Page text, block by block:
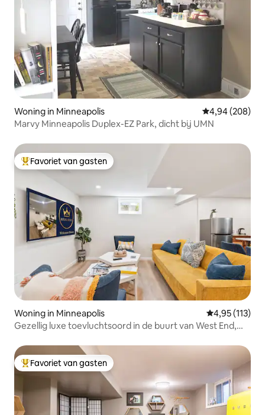
Woning in Minneapolis Gemiddelde
4,94 (208)
Marvy Minneapolis Duplex-EZ Park, dicht bij UMN
Topfavoriet van gasten
Favoriet van gasten
Woning in Minneapolis Gemiddelde
4,95 (113)
Gezellig luxe toevluchtsoord in de buurt van West End,
Topfavoriet van gasten
Favoriet van gasten